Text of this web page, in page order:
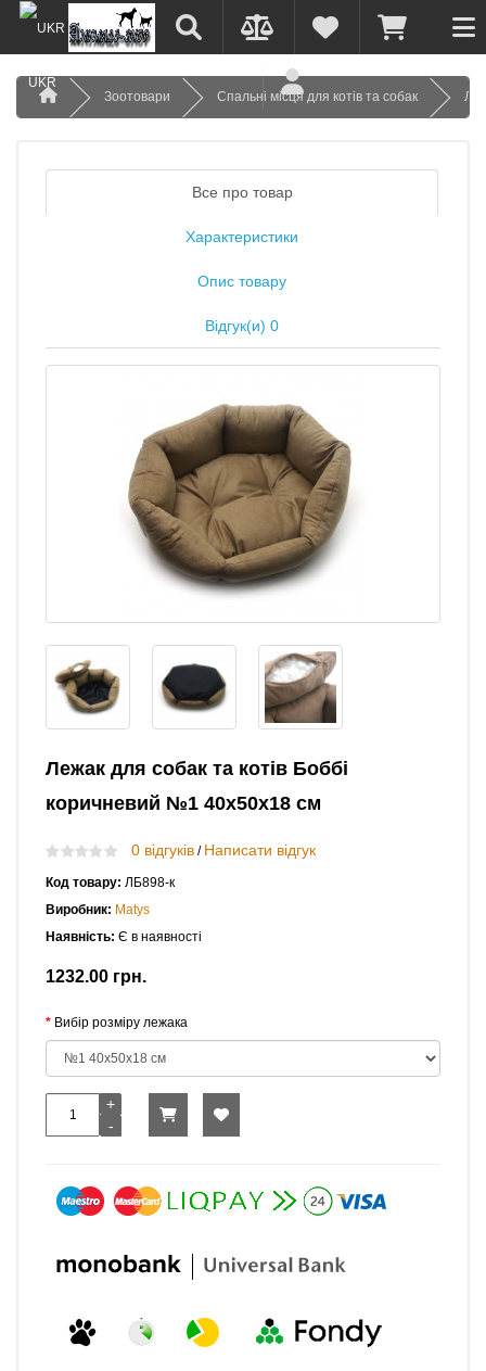
UKR
Зоотовари
Спальні місця для котів та собак
Все про товар
Характеристики
Опис товару
Відгук(и) 0
Лежак для собак та котів Боббі
коричневий №1 40х50х18 см
0 відгуків / Написати відгук
Код товару: ЛБ898-к
Виробник: Matys
Наявність: Є в наявності
1232.00 грн.
Вибір розміру лежака